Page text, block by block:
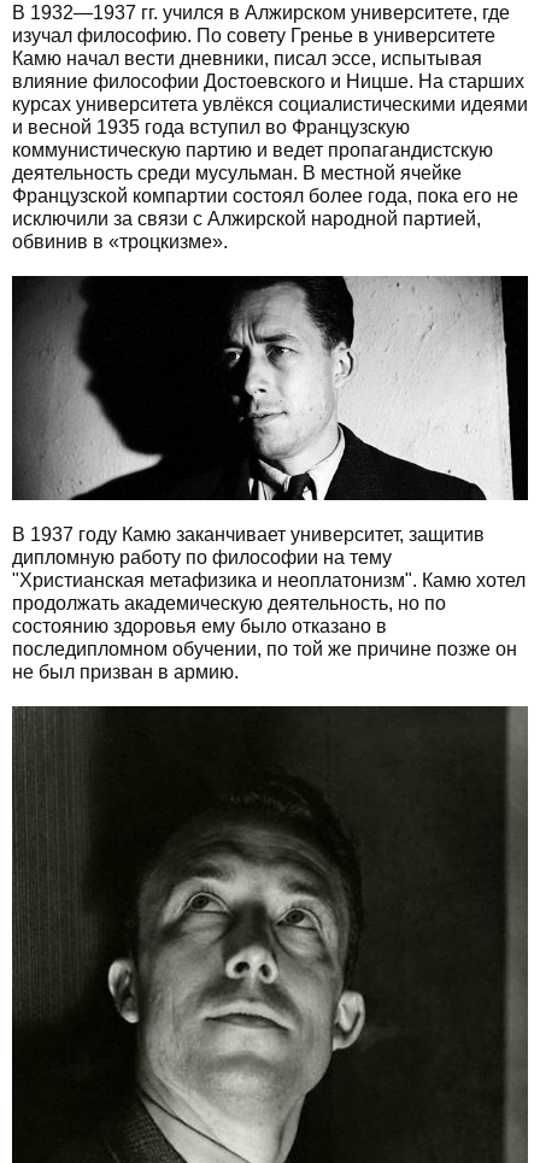
В 1932—1937 гг. учился в Алжирском университете, где
изучал философию. По совету Гренье в университете
Камю начал вести дневники, писал эссе, испытывая
влияние философии Достоевского и Ницше. На старших
курсах университета увлёкся социалистическими идеями
и весной 1935 года вступил во Французскую
коммунистическую партию и ведет пропагандистскую
деятельность среди мусульман. В местной ячейке
Французской компартии состоял более года, пока его не
исключили за связи с Алжирской народной партией,
обвинив в «троцкизме».
В 1937 году Камю заканчивает университет, защитив
дипломную работу по философии на тему
"Христианская метафизика и неоплатонизм". Камю хотел
продолжать академическую деятельность, но по
состоянию здоровья ему было отказано в
последипломном обучении, по той же причине позже он
не был призван в армию.